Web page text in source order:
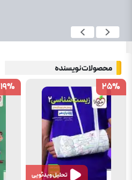
محصولات نویسنده
تحلیل ویدئویی
25%
25%
19%
19%